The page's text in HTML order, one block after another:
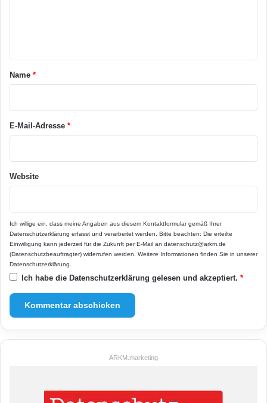
aName *
E-Mail-Adresse *
Website
Ich willige ein, dass meine Angaben aus diesem Kontaktformular gemäß Ihrer
Datenschutzerklärung erfasst und verarbeitet werden. Bitte beachten: Die erteilte
Einwilligung kann jederzeit für die Zukunft per E-Mail an datenschutz@arkm.de
(Datenschutzbeauftragter) widerrufen werden. Weitere Informationen finden Sie in unserer
Datenschutzerklärung
Ich habe die Datenschutzerklärung gelesen und akzeptiert. *
ARKM.marketing